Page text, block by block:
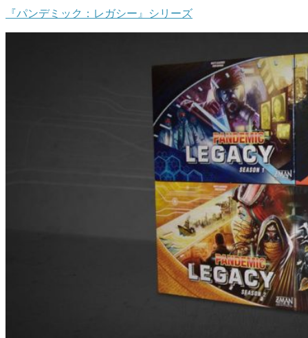
『パンデミック：レガシー』シリーズ